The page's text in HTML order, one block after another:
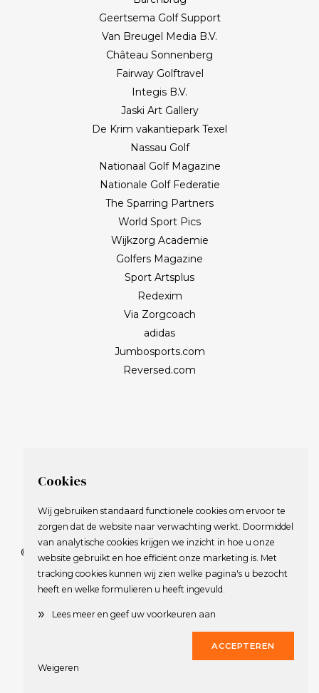
Geertsema Golf Support
Van Breugel Media B.V.
Château Sonnenberg
Fairway Golftravel
Integis B.V.
Jaski Art Gallery
De Krim vakantiepark Texel
Nassau Golf
Nationaal Golf Magazine
Nationale Golf Federatie
The Sparring Partners
World Sport Pics
Wijkzorg Academie
Golfers Magazine
Sport Artsplus
Redexim
Via Zorgcoach
adidas
Jumbosports.com
Reversed.com
© 2009-2023 Nederlandse Vereniging van Golfspelende
Journalisten.
Alle rechten voorbehouden.
Privacy Statement
Deze website werd gerealiseerd doorDirk
Cookies
Wij gebruiken standaard functionele cookies om ervoor te
zorgen dat de website naar verwachting werkt. Doormiddel
van analytische cookies krijgen we inzicht in hoe u onze
website gebruikt en hoe efficiënt onze marketing is. Met
tracking cookies kunnen wij zien welke pagina's u bezocht
heeft en welke formulieren u heeft ingevuld.
» Lees meer en geef uw voorkeuren aan
ACCEPTEREN
Weigeren